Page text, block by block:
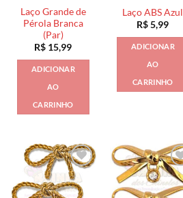
Laço Grande de
Pérola Branca
(Par)
R$ 15,99
ADICIONAR
AO
CARRINHO
Laço ABS Azul
R$5,99
ADICIONAR
AO
CARRINHO